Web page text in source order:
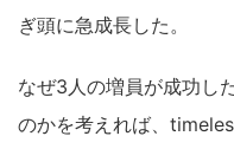
ぎ頭に急成長した。
なぜ3人の増員が成功し
のかを考えれば、